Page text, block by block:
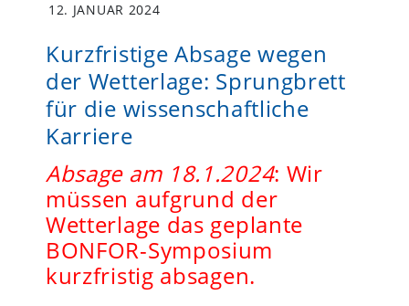
12. JANUAR 2024
Kurzfristige Absage wegen
der Wetterlage: Sprungbrett
für die wissenschaftliche
Karriere
Absage am 18.1.2024: Wir
müssen aufgrund der
Wetterlage das geplante
BONFOR-Symposium
kurzfristig absagen.